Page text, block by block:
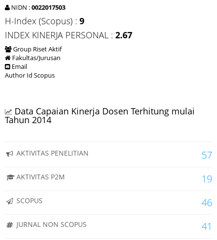
NIDN :0022017503
H-Index (Scopus) : 9
INDEX KINERJA PERSONAL : 2.67
Group Riset Aktif
Fakultas/Jurusan
Email
Author Id Scopus
Data Capaian Kinerja Dosen Terhitung mulai
Tahun 2014
AKTIVITAS PENELITIAN 57
AKTIVITAS P2M 19
SCOPUS 46
JURNAL NON SCOPUS 41